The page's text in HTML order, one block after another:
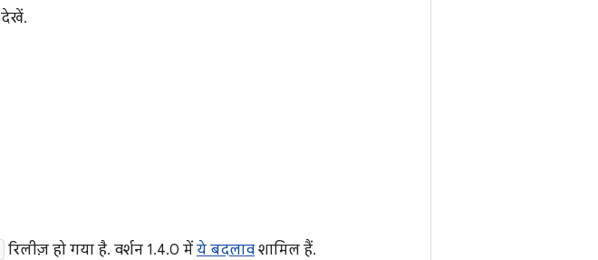
देखें.
रिलीज़ हो गया है. वर्शन 1.4.0 में ये बदलाव शामिल हैं.